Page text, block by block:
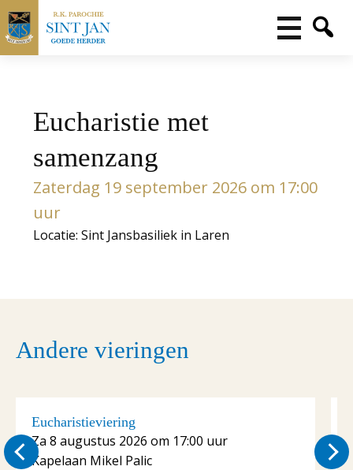
Eucharistie met
samenzang
Zaterdag 19 september 2026 om 17:00
uur
Locatie: Sint Jansbasiliek in Laren
Andere vieringen
Eucharistieviering
Za 8 augustus 2026 om 17:00 uur
Kapelaan Mikel Palic